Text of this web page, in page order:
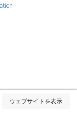
ウェブサイトを表示